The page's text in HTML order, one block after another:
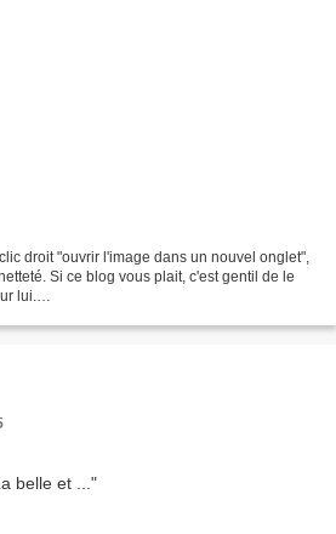
droit "ouvrir l'image dans un nouvel onglet",
Si ce blog vous plait, c'est gentil de le
lui.